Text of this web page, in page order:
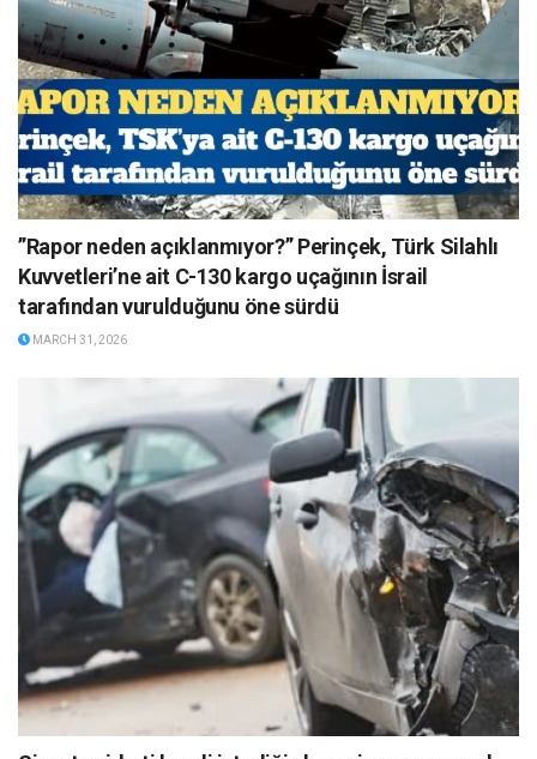
”Rapor neden açıklanmıyor?” Perinçek, Türk Silahlı
Kuvvetleri’ne ait C-130 kargo uçağının İsrail
tarafından vurulduğunu öne sürdü
MARCH 31, 2026